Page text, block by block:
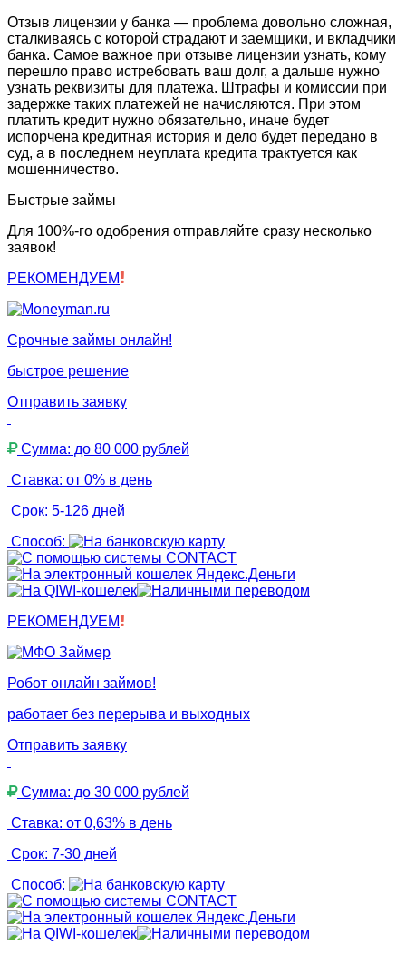
Отзыв лицензии у банка — проблема довольно сложная,
сталкиваясь с которой страдают и заемщики, и вкладчики
банка. Самое важное при отзыве лицензии узнать, кому
перешло право истребовать ваш долг, а дальше нужно
узнать реквизиты для платежа. Штрафы и комиссии при
задержке таких платежей не начисляются. При этом
платить кредит нужно обязательно, иначе будет
испорчена кредитная история и дело будет передано в
суд, а в последнем неуплата кредита трактуется как
мошенничество.
Быстрые займы
Для 100%-го одобрения отправляйте сразу несколько
заявок!
РЕКОМЕНДУЕМ
Срочные займы онлайн!
быстрое решение
Отправить заявку
Сумма: до 80 000 рублей
Ставка: от 0% в день
Срок: 5-126 дней
Способ:
РЕКОМЕНДУЕМ
Робот онлайн займов!
работает без перерыва и выходных
Отправить заявку
Сумма: до 30 000 рублей
Ставка: от 0,63% в день
Срок: 7-30 дней
Способ: